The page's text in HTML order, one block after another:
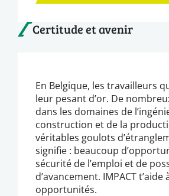
Certitude et avenir
En Belgique, les travailleurs
leur pesant d’or. De
dans les domaines de
construction et de la
véritables goulots
signifie : beaucoup
sécurité de l’emploi et de
d’avancement. IMPACT t’aide
opportunités.